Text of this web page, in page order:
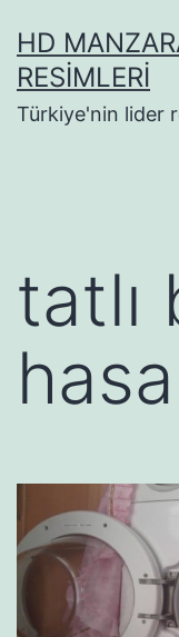
geçHD
RESIMLERI
Türkiye'nin lider
tatlı